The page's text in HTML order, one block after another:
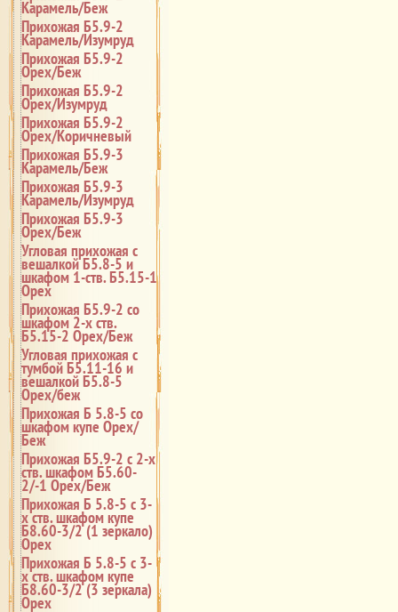
Карамель/Беж
Прихожая Б5.9-2
Карамель/Изумруд
Прихожая Б5.9-2
Орех/Беж
Прихожая Б5.9-2
Орех/Изумруд
Прихожая Б5.9-2
Орех/Коричневый
Прихожая Б5.9-3
Карамель/Беж
Прихожая Б5.9-3
Карамель/Изумруд
Прихожая Б5.9-3
Орех/Беж
Угловая прихожая с
вешалкой Б5.8-5 и
шкафом 1-ств. Б5.15-1
Орех
Прихожая Б5.9-2 со
шкафом 2-х ств.
Б5.15-2 Орех/Беж
Угловая прихожая с
тумбой Б5.11-16 и
вешалкой Б5.8-5
Орех/беж
Прихожая Б 5.8-5 со
шкафом купе Орех/
Беж
Прихожая Б5.9-2 с 2-х
ств. шкафом Б5.60-
2/-1 Орех/Беж
Прихожая Б 5.8-5 с 3-
х ств. шкафом купе
Б8.60-3/2 (1 зеркало)
Орех
Прихожая Б 5.8-5 с 3-
х ств. шкафом купе
Б8.60-3/2 (3 зеркала)
Орех